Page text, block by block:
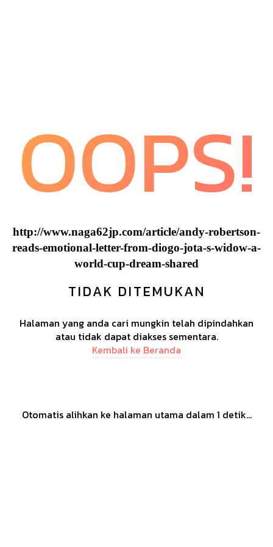
OOPS!
http://www.naga62jp.com/article/andy-robertson-
reads-emotional-letter-from-diogo-jota-s-widow-a-
world-cup-dream-shared
TIDAK DITEMUKAN
Halaman yang anda cari mungkin telah dipindahkan
atau tidak dapat diakses sementara.
Kembali ke Beranda
Otomatis alihkan ke halaman utama dalam 1 detik...